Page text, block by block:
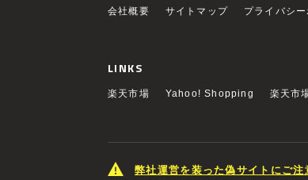
会社概要 サイトマップ プライバシ
LINKS
楽天市場 Yahoo! Shopping 楽天市
弊社運営を装った偽サイトにご注